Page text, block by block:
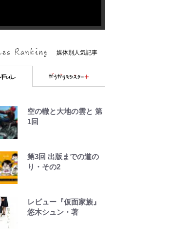
媒体別人気記事
空の轍と大地の雲と 第
1回
第3回 出版までの道の
り・その2
レビュー『仮面家族』
悠木シュン・著